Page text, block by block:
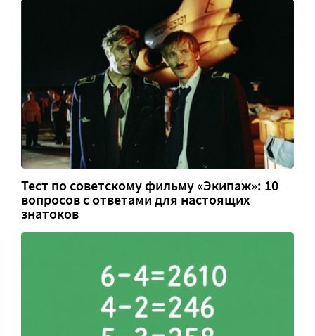
Тест по советскому фильму «Экипаж»: 10
вопросов с ответами для настоящих
знатоков